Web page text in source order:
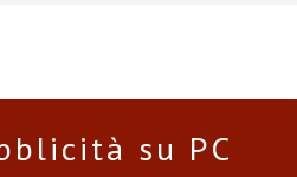
su PC